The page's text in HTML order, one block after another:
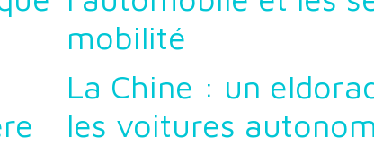
mobilité
La Chine : un
les voitures